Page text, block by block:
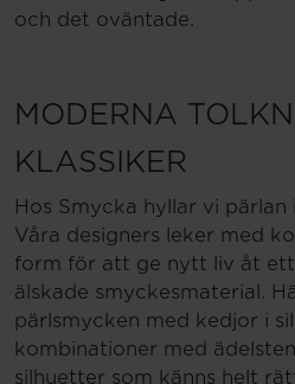
och det oväntade.
MODERNA
KLASSIKER
Hos Smycka hyllar vi
Våra designers leker med
form för att ge nytt liv åt ett
älskade smyckesmaterial.
pärlsmycken med kedjor i
kombinationer med
silhuetter som känns helt